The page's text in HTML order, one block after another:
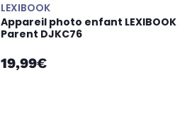
LEXIBOOK
Appareil photo enfant LEXIBOOK
Parent DJKC76
19,99€